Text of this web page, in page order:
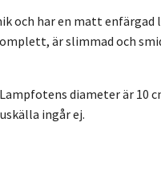
och har en matt
är slimmad och
diameter är 10
ingår ej.